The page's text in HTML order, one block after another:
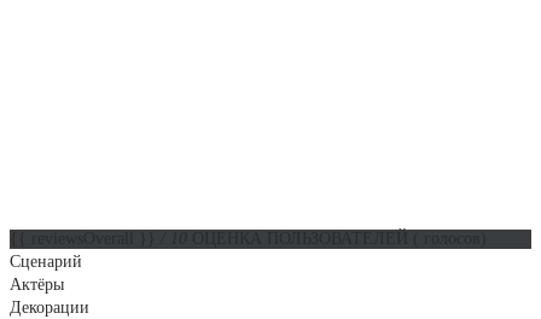
Сценарий
Актёры
Декорации